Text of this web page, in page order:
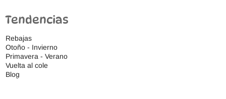
Tendencias
Rebajas
Otoño - Invierno
Primavera - Verano
Vuelta al cole
Blog